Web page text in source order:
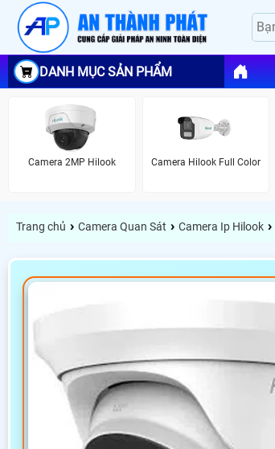
DANH MỤC SẢN PHẨM
Camera 2MP Hilook Camera Hilook Full Color
Trang chủ › Camera Quan Sát › Camera Ip Hilook ›